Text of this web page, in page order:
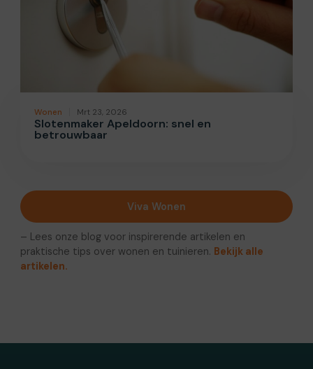
Wonen Mrt 23, 2026
Slotenmaker Apeldoorn: snel en
betrouwbaar
Viva Wonen
– Lees onze blog voor inspirerende artikelen en
praktische tips over wonen en tuinieren. Bekijk alle
artikelen.